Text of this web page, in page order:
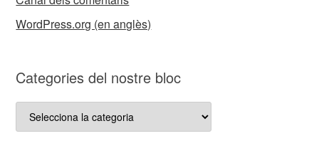
WordPress.org (en anglès)
Categories del nostre bloc
Categories
del